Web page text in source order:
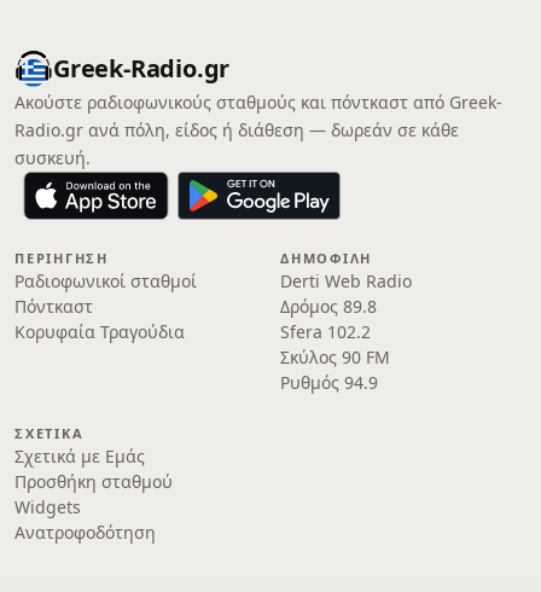
Greek-Radio.gr
Ακούστε ραδιοφωνικούς σταθμούς και πόντκαστ από Greek-
Radio.gr ανά πόλη, είδος ή διάθεση — δωρεάν σε κάθε
συσκευή.
ΠΕΡΙΉΓΗΣΗ
Ραδιοφωνικοί σταθμοί
Πόντκαστ
Κορυφαία Τραγούδια
ΔΗΜΟΦΙΛΉ
Derti Web Radio
Δρόμος 89.8
Sfera 102.2
Σκύλος 90 FM
Ρυθμός 94.9
ΣΧΕΤΙΚΆ
Σχετικά με Εμάς
Προσθήκη σταθμού
Widgets
Ανατροφοδότηση